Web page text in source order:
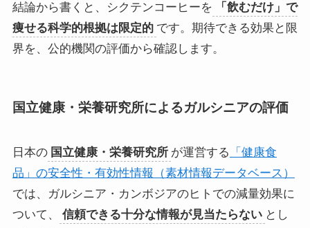
結論から書くと、シクテンコーヒーを
「飲むだけ」で
痩せる科学的根拠は限定的 です。期待できる効果と限
界を、公的機関の評価から確認します。
国立健康・栄養研究所によるガルシニアの評価
日本の 国立健康・栄養研究所 が運営する
「健康食
品」の安全性・有効性情報（素材情報データベース）
では、ガルシニア・カンボジアのヒトでの減量効果に
ついて、
信頼できる十分な情報が見当たらない とし